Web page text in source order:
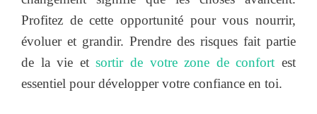
Profitez de cette opportunité pour vous nourrir,
évoluer et grandir. Prendre des risques fait partie
de la vie etsortir de votre zone de confort est
essentiel pour développer votre confiance en toi.